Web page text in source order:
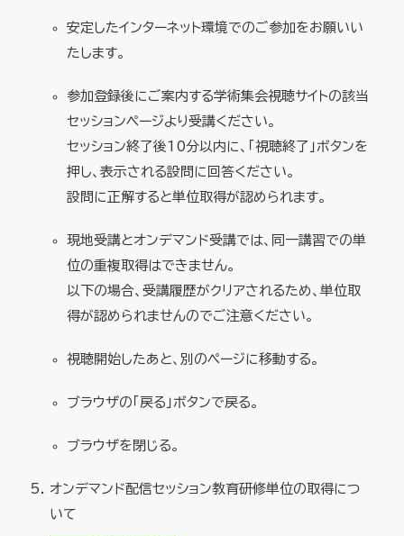
安定したインターネット環境でのご参加をお願いい
たします。
参加登録後にご案内する学術集会視聴サイトの該当
セッションページより受講ください。
セッション終了後10分以内に、「視聴終了」ボタンを
押し、表示される設問に回答ください。
設問に正解すると単位取得が認められます。
現地受講とオンデマンド受講では、同一講習での単
位の重複取得はできません。
以下の場合、受講履歴がクリアされるため、単位取
得が認められませんのでご注意ください。
視聴開始したあと、別のページに移動する。
ブラウザの「戻る」ボタンで戻る。
ブラウザを閉じる。
オンデマンド配信セッション教育研修単位の取得につ
いて